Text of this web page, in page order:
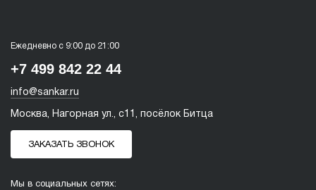
Ежедневно с 9:00 до 21:00
+7 499 842 22 44
info@sankar.ru
Москва, Нагорная ул., с11, посёлок Битца
ЗАКАЗАТЬ ЗВОНОК
Мы в социальных сетях: